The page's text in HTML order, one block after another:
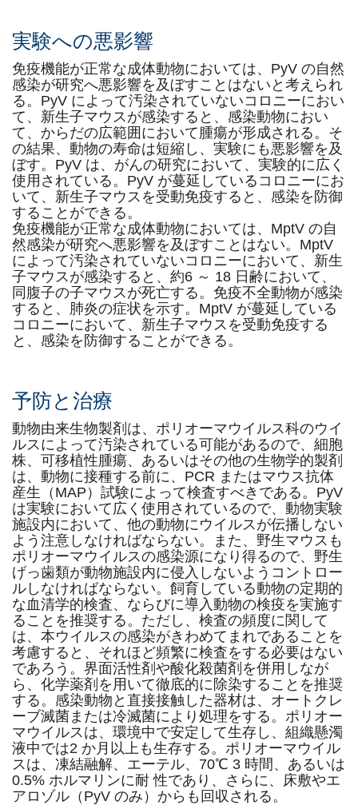
実験への悪影響
免疫機能が正常な成体動物においては、PyV の自然
感染が研究へ悪影響を及ぼすことはないと考えられ
る。PyV によって汚染されていないコロニーにおい
て、新生子マウスが感染すると、感染動物におい
て、からだの広範囲において腫瘍が形成される。そ
の結果、動物の寿命は短縮し、実験にも悪影響を及
ぼす。PyV は、がんの研究において、実験的に広く
使用されている。PyV が蔓延しているコロニーにお
いて、新生子マウスを受動免疫すると、感染を防御
することができる。
免疫機能が正常な成体動物においては、MptV の自
然感染が研究へ悪影響を及ぼすことはない。MptV
によって汚染されていないコロニーにおいて、新生
子マウスが感染すると、約6 ～ 18 日齢において、
同腹子の子マウスが死亡する。免疫不全動物が感染
すると、肺炎の症状を示す。MptV が蔓延している
コロニーにおいて、新生子マウスを受動免疫する
と、感染を防御することができる。
予防と治療
動物由来生物製剤は、ポリオーマウイルス科のウイ
ルスによって汚染されている可能があるので、細胞
株、可移植性腫瘍、あるいはその他の生物学的製剤
は、動物に接種する前に、PCR またはマウス抗体
産生（MAP）試験によって検査すべきである。PyV
は実験において広く使用されているので、動物実験
施設内において、他の動物にウイルスが伝播しない
よう注意しなければならない。また、野生マウスも
ポリオーマウイルスの感染源になり得るので、野生
げっ歯類が動物施設内に侵入しないようコントロー
ルしなければならない。飼育している動物の定期的
な血清学的検査、ならびに導入動物の検疫を実施す
ることを推奨する。ただし、検査の頻度に関して
は、本ウイルスの感染がきわめてまれであることを
考慮すると、それほど頻繁に検査をする必要はない
であろう。界面活性剤や酸化殺菌剤を併用しなが
ら、化学薬剤を用いて徹底的に除染することを推奨
する。感染動物と直接接触した器材は、オートクレ
ーブ滅菌または冷滅菌により処理をする。ポリオー
マウイルスは、環境中で安定して生存し、組織懸濁
液中では2 か月以上も生存する。ポリオーマウイル
スは、凍結融解、エーテル、70℃ 3 時間、あるいは
0.5% ホルマリンに耐 性であり、さらに、床敷やエ
アロゾル（PyV のみ）からも回収される。